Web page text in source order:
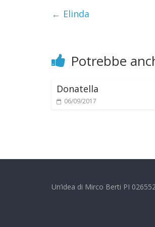
m
← Elinda
Potrebbe
Donatella
06/09/2017
Un’idea di Mirco Berti PI